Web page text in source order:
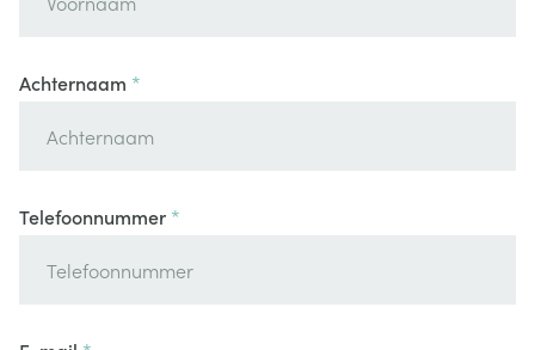
Achternaam
Telefoonnummer